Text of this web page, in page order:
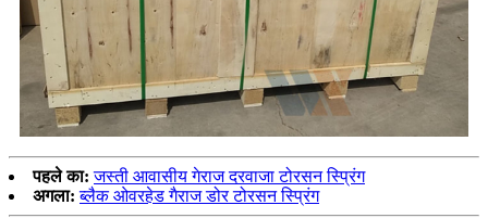
पहले का: जस्ती आवासीय गेराज दरवाजा टोरसन स्प्रिंग
अगला: ब्लैक ओवरहेड गैराज डोर टोरसन स्प्रिंग